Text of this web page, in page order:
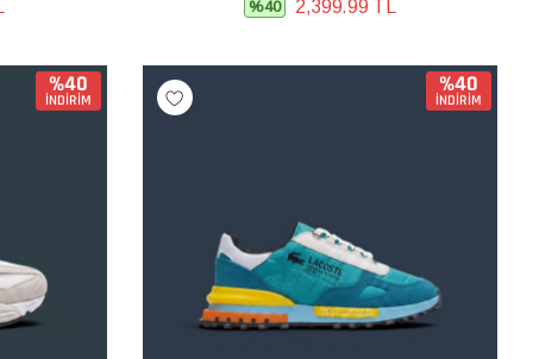
%40 2,399.99 TL
%40
İNDİRİM
%40
İNDİRİM